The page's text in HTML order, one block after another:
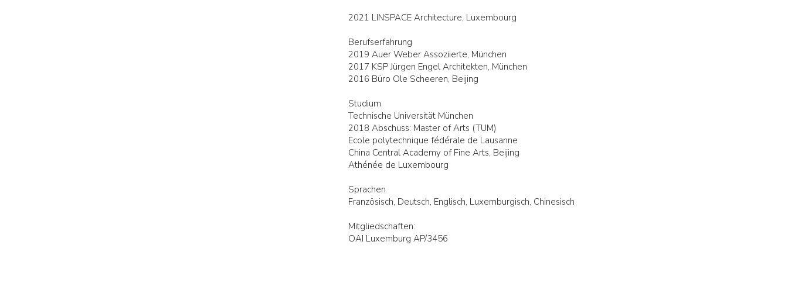
2021 LINSPACE Architecture, Luxembourg
Berufserfahrung
2019 Auer Weber Assoziierte, München
2017 KSP Jürgen Engel Architekten, München
2016 Büro Ole Scheeren, Beijing
Studium
Technische Universität München
2018 Abschuss: Master of Arts (TUM)
Ecole polytechnique fédérale de Lausanne
China Central Academy of Fine Arts, Beijing
Athénée de Luxembourg
Sprachen
Französisch, Deutsch, Englisch, Luxemburgisch, Chinesisch
Mitgliedschaften:
OAI Luxemburg AP/3456